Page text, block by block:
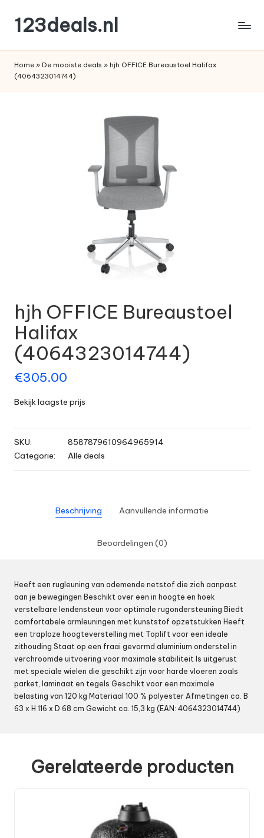
de
inhoud
123deals.nl
deals
Home » De mooiste deals » hjh OFFICE Bureaustoel Halifax
(4064323014744)
hjh OFFICE Bureaustoel
Halifax
(4064323014744)
€305.00
Bekijk laagste prijs
SKU:
8587879610964965914
Categorie:
Alle deals
Beschrijving Aanvullende informatie
Beoordelingen (0)
Heeft een rugleuning van ademende netstof die zich aanpast
aan je bewegingen Beschikt over een in hoogte en hoek
verstelbare lendensteun voor optimale rugondersteuning Biedt
comfortabele armleuningen met kunststof opzetstukken Heeft
een traploze hoogteverstelling met Toplift voor een ideale
zithouding Staat op een fraai gevormd aluminium onderstel in
verchroomde uitvoering voor maximale stabiliteit Is uitgerust
met speciale wielen die geschikt zijn voor harde vloeren zoals
parket, laminaat en tegels Geschikt voor een maximale
belasting van 120 kg Materiaal 100 % polyester Afmetingen ca. B
63 x H 116 x D 68 cm Gewicht ca. 15,3 kg (EAN: 4064323014744)
Gerelateerde producten